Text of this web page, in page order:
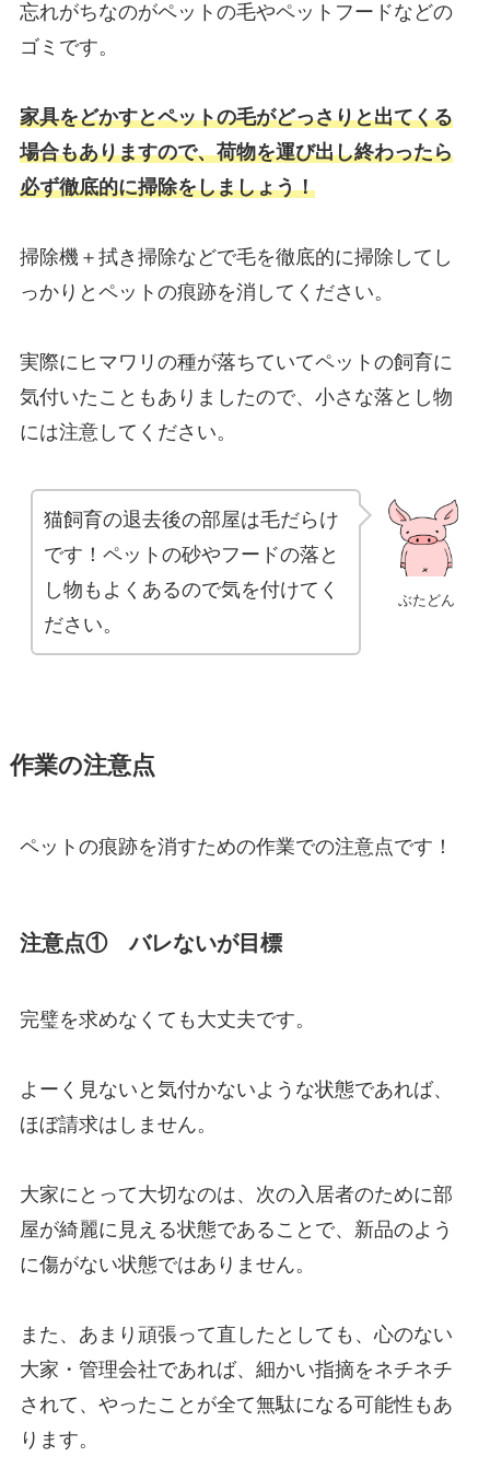
忘れがちなのがペットの毛やペットフードなどの
ゴミです。
家具をどかすとペットの毛がどっさりと出てくる
場合もありますので、荷物を運び出し終わったら
必ず徹底的に掃除をしましょう！
掃除機＋拭き掃除などで毛を徹底的に掃除してし
っかりとペットの痕跡を消してください。
実際にヒマワリの種が落ちていてペットの飼育に
気付いたこともありましたので、小さな落とし物
には注意してください。
ぶたどん
猫飼育の退去後の部屋は毛だらけ
です！ペットの砂やフードの落と
し物もよくあるので気を付けてく
ださい。
作業の注意点
ペットの痕跡を消すための作業での注意点です！
注意点① バレないが目標
完璧を求めなくても大丈夫です。
よーく見ないと気付かないような状態であれば、
ほぼ請求はしません。
大家にとって大切なのは、次の入居者のために部
屋が綺麗に見える状態であることで、新品のよう
に傷がない状態ではありません。
また、あまり頑張って直したとしても、心のない
大家・管理会社であれば、細かい指摘をネチネチ
されて、やったことが全て無駄になる可能性もあ
ります。